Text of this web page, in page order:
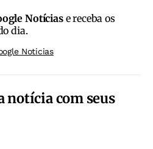
Notíciase receba os
dia.
Noticias
notícia com seus